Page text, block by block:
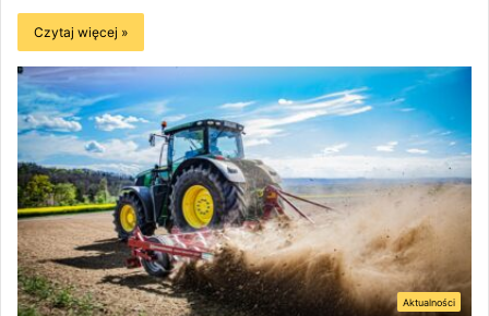
Czytaj więcej »
Aktualności